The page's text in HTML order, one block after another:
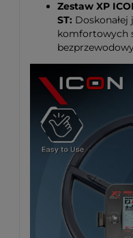
Zestaw XP
ST:
komfortowych